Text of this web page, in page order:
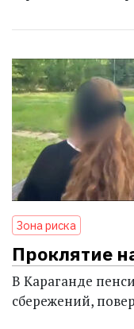
Зона риска
Проклятие
В Караганде
сбережений,